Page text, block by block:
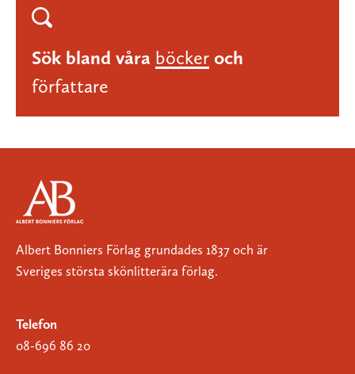
Sök bland våra böcker och
författare
Albert Bonniers Förlag grundades 1837 och är
Sveriges största skönlitterära förlag.
Telefon
08-696 86 20